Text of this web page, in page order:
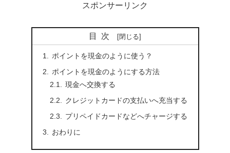
スポンサーリンク
目次
ポイントを現金のように使う？
ポイントを現金のようにする方法
現金へ交換する
クレジットカードの支払いへ充当する
プリペイドカードなどへチャージする
おわりに